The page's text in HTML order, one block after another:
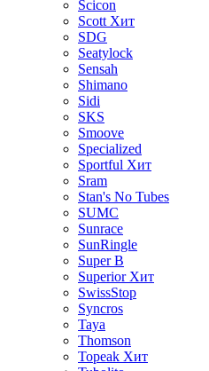
Scicon
Scott Хит
SDG
Seatylock
Sensah
Shimano
Sidi
SKS
Smoove
Specialized
Sportful Хит
Sram
Stan's No Tubes
SUMC
Sunrace
SunRingle
Super B
Superior Хит
SwissStop
Syncros
Taya
Thomson
Topeak Хит